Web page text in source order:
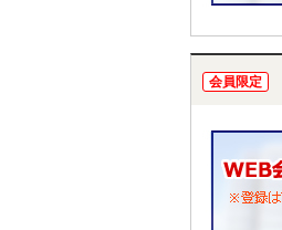
会員限定